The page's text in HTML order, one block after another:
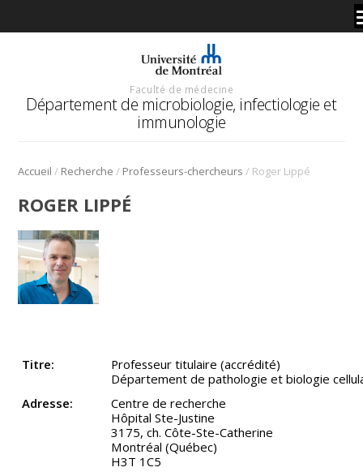
Faculté de médecine
Département de microbiologie, infectiologie et
immunologie
Accueil / Recherche / Professeurs-chercheurs / Roger Lippé
ROGER LIPPÉ
Titre:
Professeur titulaire (accrédité)
Département de pathologie et biologie
Adresse:
Centre de recherche
Hôpital Ste-Justine
3175, ch. Côte-Ste-Catherine
Montréal (Québec)
H3T 1C5